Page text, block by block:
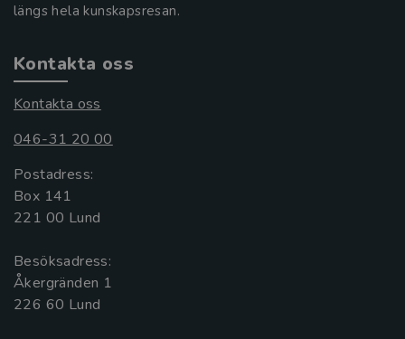
längs hela kunskapsresan.
Kontakta oss
Kontakta oss
046-31 20 00
Postadress:
Box 141
221 00 Lund
Besöksadress:
Åkergränden 1